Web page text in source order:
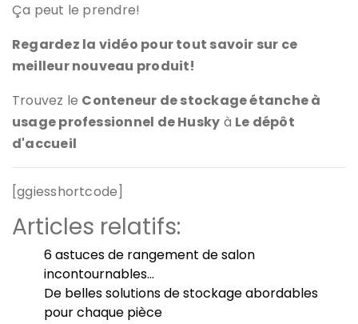
Ça peut le prendre!
Regardez la vidéo pour tout savoir sur ce
meilleur nouveau produit!
Trouvez le Conteneur de stockage étanche à
usage professionnel de Husky à Le dépôt
d'accueil
[ggiesshortcode]
Articles relatifs:
6 astuces de rangement de salon
incontournables…
De belles solutions de stockage abordables
pour chaque pièce